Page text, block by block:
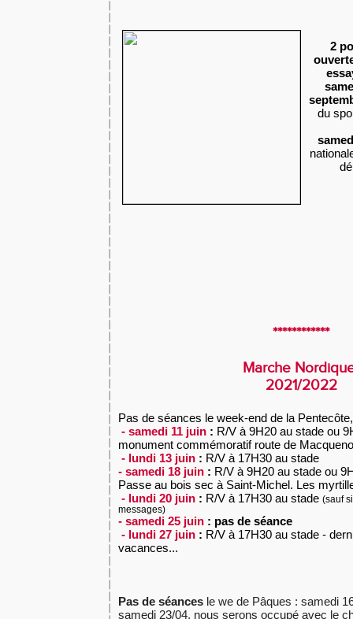
2
du
************
Marche
2021/2022
Pas de séances le week-end de la
- samedi 11 juin : R/V à 9H20 au stade ou
monument commémoratif route de
- lundi 13 juin : R/V à 17H30 au stade
- samedi 18 juin : R/V à 9H20 au stade ou
Passe au bois sec à Saint-Michel. Les
- lundi 20 juin : R/V à 17H30 au stade (sauf
messages)
- samedi 25 juin : pas de séance
- lundi 27 juin : R/V à 17H30 au stade -
vacances...
Pas de séances le we de Pâques : samedi
samedi 23/04, nous serons occupé avec le